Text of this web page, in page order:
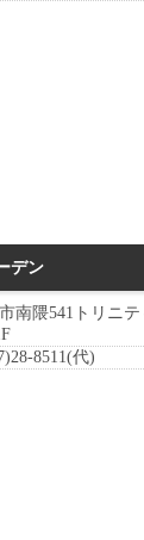
デン
南隈541トリニ
8511(代)